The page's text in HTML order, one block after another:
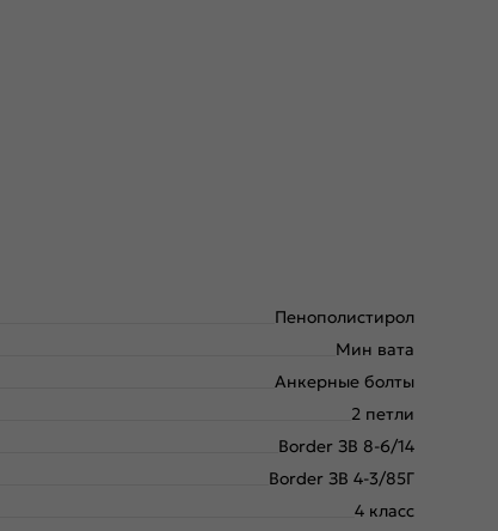
Пенополистирол
Мин вата
Анкерные болты
2 петли
Border ЗВ 8-6/14
Border ЗВ 4-3/85Г
4 класс